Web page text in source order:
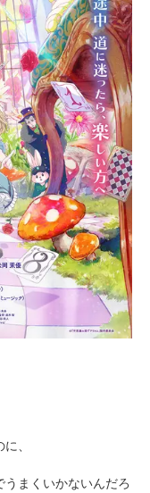
、
まくいかないんだろ